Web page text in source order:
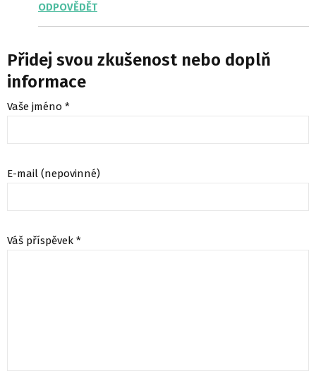
ODPOVĚDĚT
Přidej svou zkušenost nebo doplň
informace
Vaše jméno *
E-mail (nepovinné)
Váš příspěvek *